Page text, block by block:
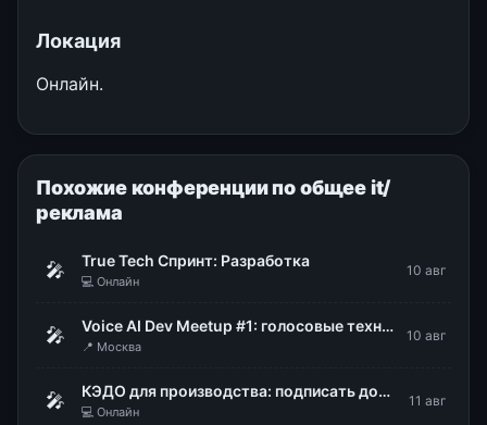
Локация
Онлайн.
Похожие конференции по общее it/
реклама
🎤 True Tech Спринт: Разработка
💻 Онлайн
10 авг
🎤 Voice AI Dev Meetup #1: голосовые технологии в продакшене
📍 Москва
10 авг
🎤 КЭДО для производства: подписать документы, не снимая каски и перчаток
💻 Онлайн
11 авг